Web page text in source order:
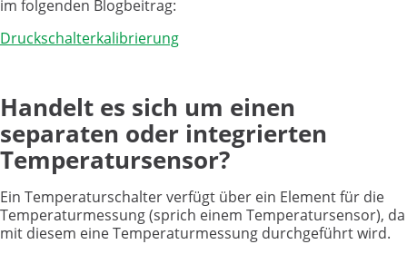
im folgenden Blogbeitrag:
Druckschalterkalibrierung
Handelt es sich um einen
separaten oder integrierten
Temperatursensor?
Ein Temperaturschalter verfügt über ein Element für die
Temperaturmessung (sprich einem Temperatursensor), da
mit diesem eine Temperaturmessung durchgeführt wird.